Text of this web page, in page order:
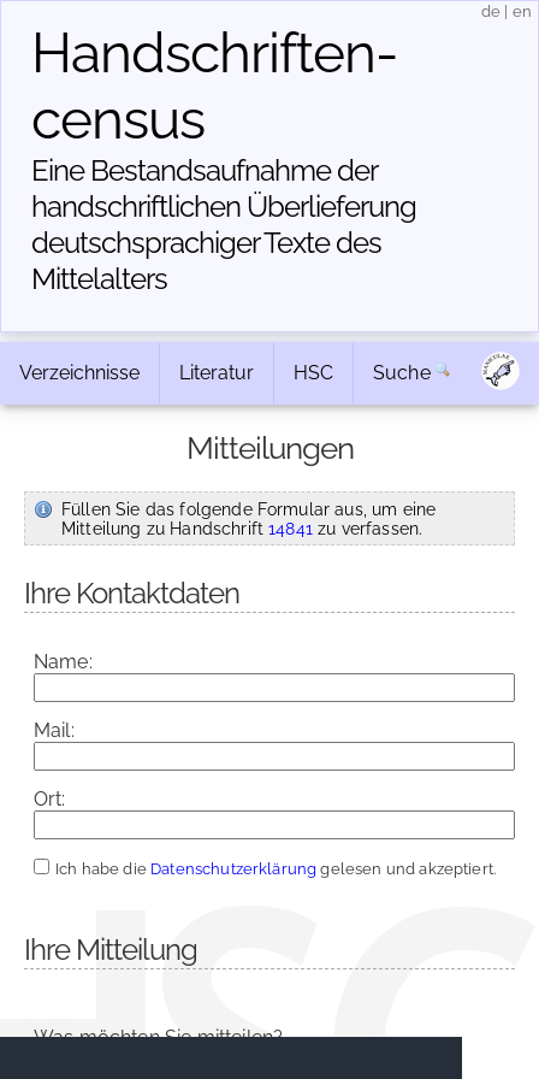
Handschriften­
census
Eine Bestandsaufnahme der
handschriftlichen Über­lieferung
deutschsprachiger Texte des
Mittelalters
de en
Verzeichnisse Literatur HSC Suche
Mitteilungen
Füllen Sie das folgende Formular aus, um eine
Mitteilung zu Handschrift14841 zu verfassen.
Ihre Kontaktdaten
Name:
Mail:
Ort:
Ich habe die Datenschutzerklärung gelesen und akzeptiert.
Ihre Mitteilung
Was möchten Sie mitteilen?